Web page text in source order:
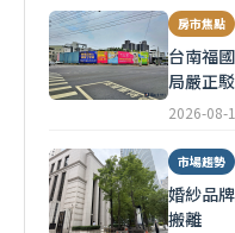
房市焦點
台南福
局嚴正
2026-08-
市場趨勢
婚紗品
搬離